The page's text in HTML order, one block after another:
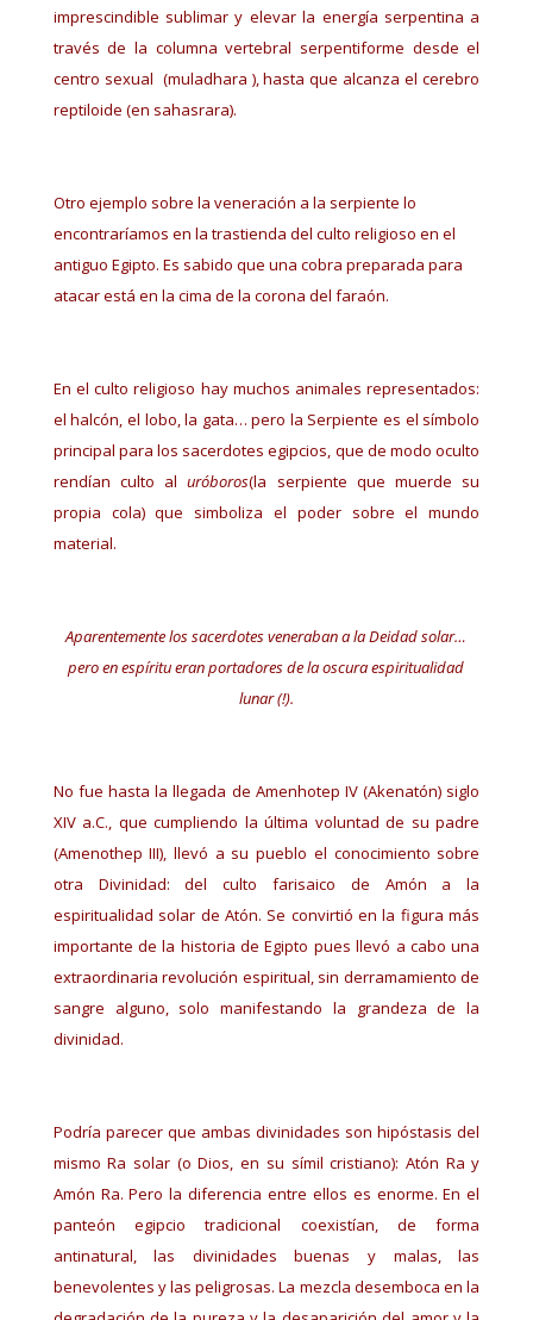
imprescindible sublimar y elevar la energía serpentina a
través de la columna vertebral serpentiforme desde el
centro sexual (muladhara ), hasta que alcanza el cerebro
reptiloide (en sahasrara).
Otro ejemplo sobre la veneración a la serpiente lo
encontraríamos en la trastienda del culto religioso en el
antiguo Egipto. Es sabido que una cobra preparada para
atacar está en la cima de la corona del faraón.
En el culto religioso hay muchos animales representados:
el halcón, el lobo, la gata… pero la Serpiente es el símbolo
principal para los sacerdotes egipcios, que de modo oculto
rendían culto aluróboros(la serpiente que muerde su
propia cola) que simboliza el poder sobre el mundo
material.
Aparentemente los sacerdotes veneraban a la Deidad solar…
pero en espíritu eran portadores de la oscura espiritualidad
lunar (!).
No fue hasta la llegada de Amenhotep IV (Akenatón) siglo
XIV a.C., que cumpliendo la última voluntad de su padre
(Amenothep III), llevó a su pueblo el conocimiento sobre
otra Divinidad: del culto farisaico de Amón a la
espiritualidad solar de Atón. Se convirtió en la figura más
importante de la historia de Egipto pues llevó a cabo una
extraordinaria revolución espiritual, sin derramamiento de
sangre alguno, solo manifestando la grandeza de la
divinidad.
Podría parecer que ambas divinidades son hipóstasis del
mismo Ra solar (o Dios, en su símil cristiano): Atón Ra y
Amón Ra. Pero la diferencia entre ellos es enorme. En el
panteón egipcio tradicional coexistían, de forma
antinatural, las divinidades buenas y malas, las
benevolentes y las peligrosas. La mezcla desemboca en la